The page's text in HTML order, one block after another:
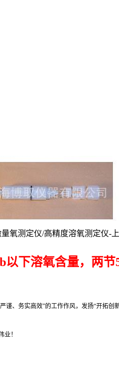
氧测定仪/高精度溶氧测定仪-
下溶氧含量，两
、务实高效”的工作作风，发扬“开拓
！